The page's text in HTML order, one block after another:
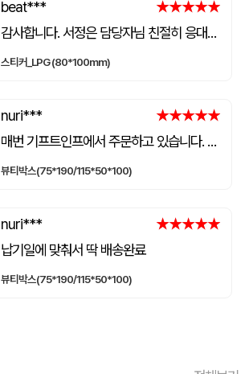
beat*** ★★★★★
★★★★★
감사합니다. 서정은 담당자님 친절히 응대해주셔서 늘 감사드립니다. 요청한대로 잘 제작되었습니다.
스티커_LPG (80*100mm)
nuri*** ★★★★★
★★★★★
매번 기프트인프에서 주문하고 있습니다. 담당자랑 소통이 잘 됩니다. 무엇보다 납기일이 잘 맞아서 업무 일정에 지장이 없네요 꾸준히 주문하고 있습니다. 작업물 퀄러티도 당연 좋구요
뷰티박스(75*190/115*50*100)
nuri*** ★★★★★
★★★★★
납기일에 맞춰서 딱 배송완료
이번에 박스가 전보다 두꺼워서 튼튼하고 좋네요
뷰티박스(75*190/115*50*100)